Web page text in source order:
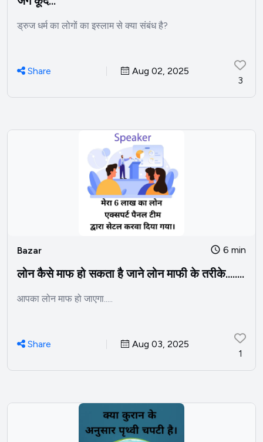
ड्रुज धर्म का लोगों का इस्लाम से क्या संबंध है?
Share
Aug 02, 2025
3
Bazar 6 min
लोन कैसे माफ हो सकता है जाने लोन माफी के तरीके........
आपका लोन माफ हो जाएगा.....
Share
Aug 03, 2025
1